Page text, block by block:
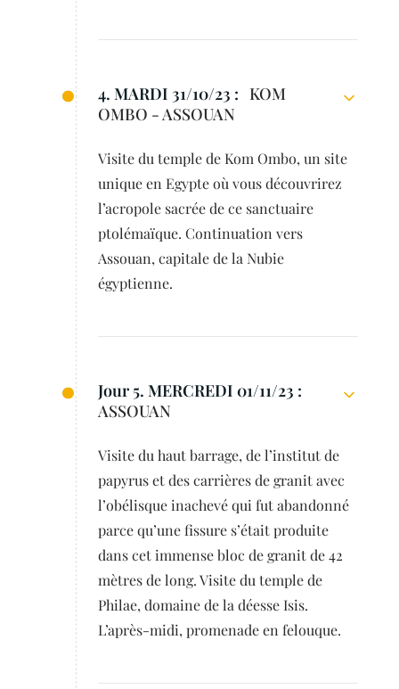
4. MARDI 31/10/23 : KOM
OMBO - ASSOUAN
Visite du temple de Kom Ombo, un site
unique en Egypte où vous découvrirez
l’acropole sacrée de ce sanctuaire
ptolémaïque. Continuation vers
Assouan, capitale de la Nubie
égyptienne.
Jour 5. MERCREDI 01/11/23 :
ASSOUAN
Visite du haut barrage, de l’institut de
papyrus et des carrières de granit avec
l’obélisque inachevé qui fut abandonné
parce qu’une fissure s’était produite
dans cet immense bloc de granit de 42
mètres de long. Visite du temple de
Philae, domaine de la déesse Isis.
L’après-midi, promenade en felouque.